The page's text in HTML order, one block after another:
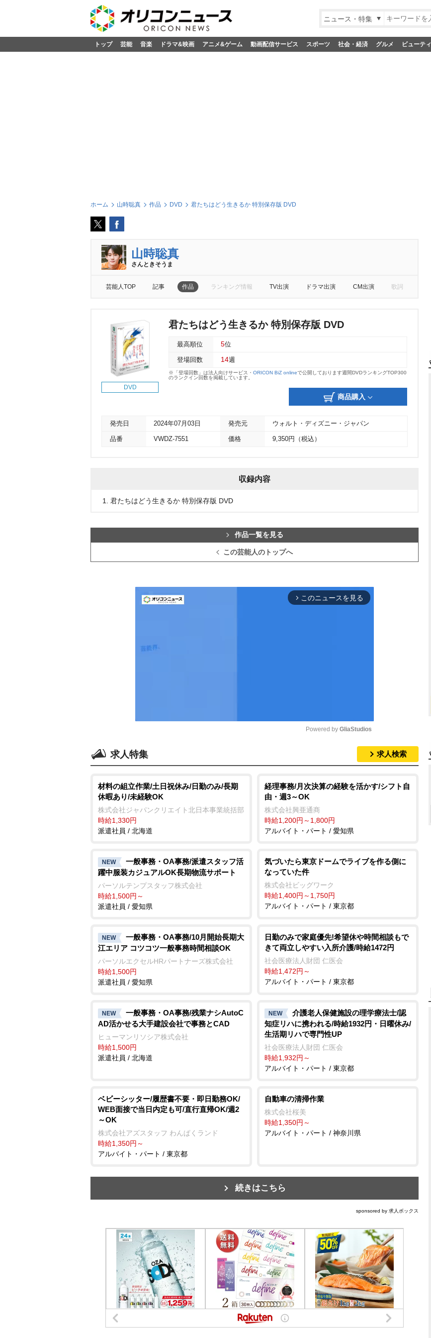
ニュース・特集
トップ 芸能 音楽 ドラマ&映画 アニメ&ゲーム 動画配信サービス スポーツ 社会・経済 グルメ ビューティ
ホーム 山時聡真 作品 DVD 君たちはどう生きるか 特別保存版 DVD
山時聡真
さんときそうま
芸能人TOP 記事 作品 ランキング情報 TV出演 ドラマ出演 CM出演 歌詞
DVD
君たちはどう生きるか 特別保存版 DVD
最高順位 5位
登場回数 14週
※「登場回数」は法人向けサービス・ ORICON BiZ onlineで公開しております週間DVDランキングTOP300
のランクイン回数を掲載しています。
商品購入
発売日 2024年07月03日 発売元 ウォルト・ディズニー・ジャパン
品番 VWDZ-7551 価格 9,350円（税込）
収録内容
1. 君たちはどう生きるか 特別保存版 DVD
作品一覧を見る
この芸能人のトップへ
arrow_forward_ios このニュースを見る
t
Powered by GliaStudios
求人特集 求人検索
材料の組立作業/土日祝休み/日勤のみ/長期
休暇あり/未経験OK
株式会社ジャパンクリエイト北日本事業統括部
時給1,330円
派遣社員 / 北海道
経理事務/月次決算の経験を活かす/シフト自
由・週3～OK
株式会社興亜通商
時給1,200円～1,800円
アルバイト・パート / 愛知県
NEW
一般事務・OA事務/派遣スタッフ活
躍中服装カジュアルOK長期物流サポート
パーソルテンプスタッフ株式会社
時給1,500円～
派遣社員 / 愛知県
気づいたら東京ドームでライブを作る側に
なっていた件
株式会社ビッグワーク
時給1,400円～1,750円
アルバイト・パート / 東京都
NEW
一般事務・OA事務/10月開始長期大
江エリア コツコツ一般事務時間相談OK
パーソルエクセルHRパートナーズ株式会社
時給1,500円
派遣社員 / 愛知県
日勤のみで家庭優先!希望休や時間相談もで
きて両立しやすい入所介護/時給1472円
社会医療法人財団 仁医会
時給1,472円～
アルバイト・パート / 東京都
NEW
一般事務・OA事務/残業ナシAutoC
AD活かせる大手建設会社で事務とCAD
ヒューマンリソシア株式会社
時給1,500円
派遣社員 / 北海道
NEW
介護老人保健施設の理学療法士/認
知症リハに携われる/時給1932円・日曜休み/
生活期リハで専門性UP
社会医療法人財団 仁医会
時給1,932円～
アルバイト・パート / 東京都
ベビーシッター/履歴書不要・即日勤務OK/
WEB面接で当日内定も可/直行直帰OK/週2
～OK
株式会社アズスタッフ わんぱくランド
時給1,350円～
アルバイト・パート / 東京都
自動車の清掃作業
株式会社桜美
時給1,350円～
アルバイト・パート / 神奈川県
続きはこちら
sponsored by 求人ボックス